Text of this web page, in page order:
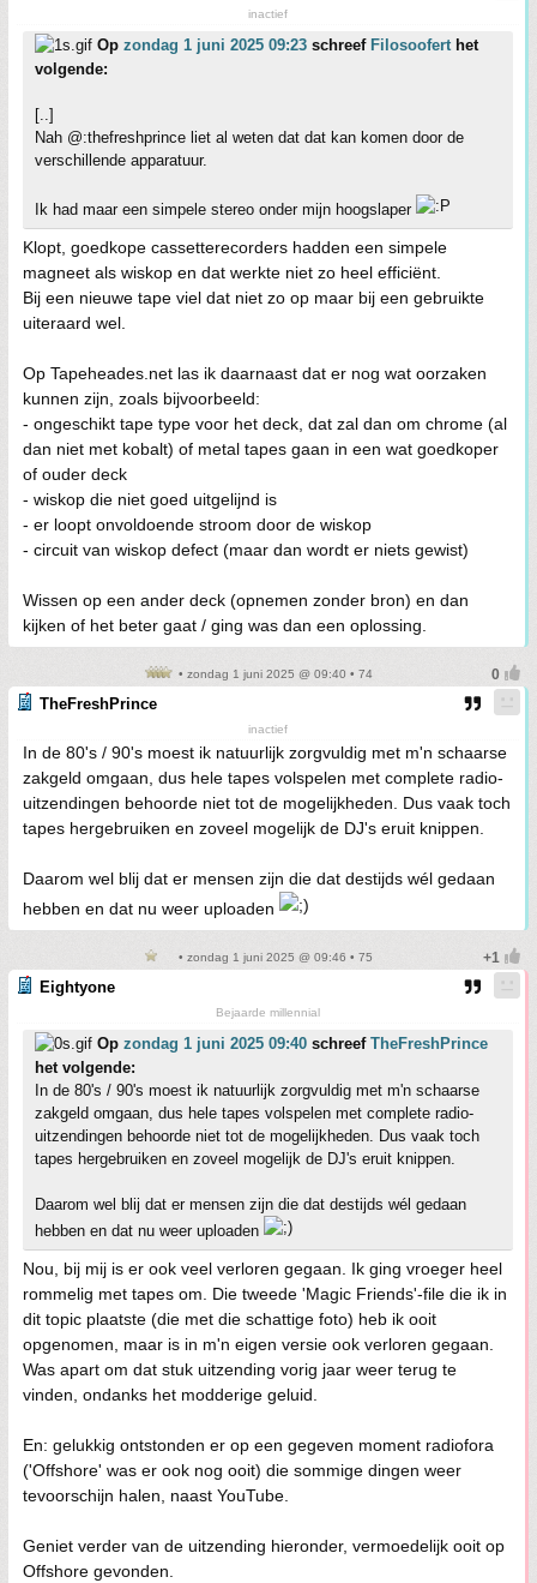
inactief
Op zondag 1 juni 2025 09:23 schreef Filosooferthet
volgende:
[..]
Nah @:thefreshprince liet al weten dat dat kan komen door de
verschillende apparatuur.
Ik had maar een simpele stereo onder mijn hoogslaper
Klopt, goedkope cassetterecorders hadden een simpele
magneet als wiskop en dat werkte niet zo heel efficiënt.
Bij een nieuwe tape viel dat niet zo op maar bij een gebruikte
uiteraard wel.
Op Tapeheades.net las ik daarnaast dat er nog wat oorzaken
kunnen zijn, zoals bijvoorbeeld:
- ongeschikt tape type voor het deck, dat zal dan om chrome (al
dan niet met kobalt) of metal tapes gaan in een wat goedkoper
of ouder deck
- wiskop die niet goed uitgelijnd is
- er loopt onvoldoende stroom door de wiskop
- circuit van wiskop defect (maar dan wordt er niets gewist)
Wissen op een ander deck (opnemen zonder bron) en dan
kijken of het beter gaat / ging was dan een oplossing.
• zondag 1 juni 2025 @ 09:40 • 74
TheFreshPrince
inactief
In de 80's / 90's moest ik natuurlijk zorgvuldig met m'n schaarse
zakgeld omgaan, dus hele tapes volspelen met complete radio-
uitzendingen behoorde niet tot de mogelijkheden. Dus vaak toch
tapes hergebruiken en zoveel mogelijk de DJ's eruit knippen.
Daarom wel blij dat er mensen zijn die dat destijds wél gedaan
hebben en dat nu weer uploaden
• zondag 1 juni 2025 @ 09:46 • 75
Eightyone
Bejaarde millennial
Op zondag 1 juni 2025 09:40 schreef TheFreshPrince
het volgende:
In de 80's / 90's moest ik natuurlijk zorgvuldig met m'n schaarse
zakgeld omgaan, dus hele tapes volspelen met complete radio-
uitzendingen behoorde niet tot de mogelijkheden. Dus vaak toch
tapes hergebruiken en zoveel mogelijk de DJ's eruit knippen.
Daarom wel blij dat er mensen zijn die dat destijds wél gedaan
hebben en dat nu weer uploaden
Nou, bij mij is er ook veel verloren gegaan. Ik ging vroeger heel
rommelig met tapes om. Die tweede 'Magic Friends'-file die ik in
dit topic plaatste (die met die schattige foto) heb ik ooit
opgenomen, maar is in m'n eigen versie ook verloren gegaan.
Was apart om dat stuk uitzending vorig jaar weer terug te
vinden, ondanks het modderige geluid.
En: gelukkig ontstonden er op een gegeven moment radiofora
('Offshore' was er ook nog ooit) die sommige dingen weer
tevoorschijn halen, naast YouTube.
Geniet verder van de uitzending hieronder, vermoedelijk ooit op
Offshore gevonden.